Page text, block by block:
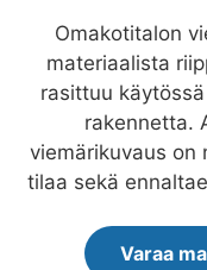
Omakotitalon
materiaalista
rasittuu
rakennetta.
viemärikuvaus on
tilaa sekä
Varaa